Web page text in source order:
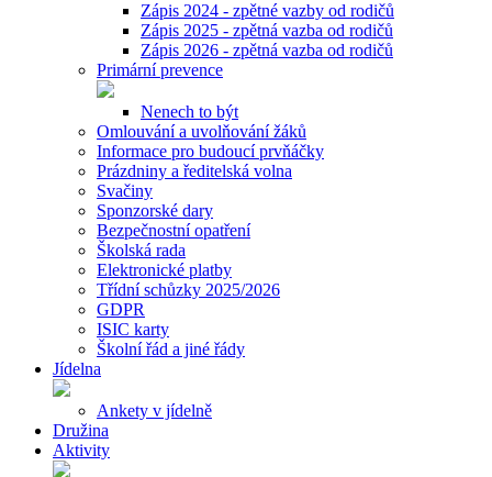
Zápis 2024 - zpětné vazby od rodičů
Zápis 2025 - zpětná vazba od rodičů
Zápis 2026 - zpětná vazba od rodičů
Primární prevence
Nenech to být
Omlouvání a uvolňování žáků
Informace pro budoucí prvňáčky
Prázdniny a ředitelská volna
Svačiny
Sponzorské dary
Bezpečnostní opatření
Školská rada
Elektronické platby
Třídní schůzky 2025/2026
GDPR
ISIC karty
Školní řád a jiné řády
Jídelna
Ankety v jídelně
Družina
Aktivity